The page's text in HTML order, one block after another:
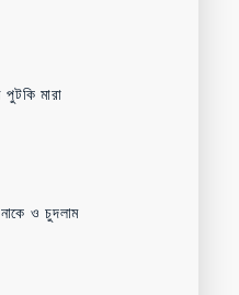
মারা
ও চুদলাম